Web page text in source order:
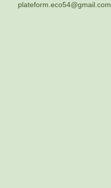
plateform.eco54@gmail.com